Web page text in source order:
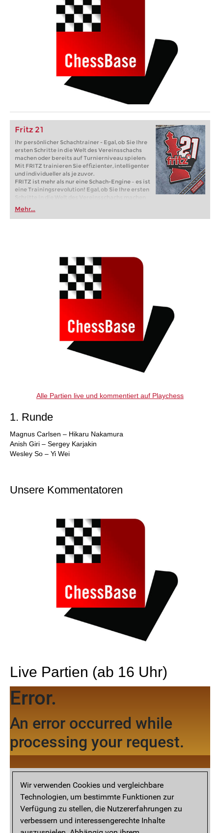
Fritz 21
Ihr persönlicher Schachtrainer - Egal, ob Sie Ihre
ersten Schritte in die Welt des Vereinsschachs
machen oder bereits auf Turnierniveau spielen:
Mit FRITZ trainieren Sie effizienter, intelligenter
und individueller als je zuvor.
FRITZ ist mehr als nur eine Schach-Engine – es ist
eine Trainingsrevolution! Egal, ob Sie Ihre ersten
Schritte in die Welt des Vereinsschachs machen
oder bereits auf Turnierniveau spielen: Mit
FRITZ trainieren Sie effizienter, intelligenter und
individueller als je zuvor.
Mehr...
Alle Partien live und kommentiert auf Playchess
1. Runde
Magnus Carlsen – Hikaru Nakamura
Anish Giri – Sergey Karjakin
Wesley So – Yi Wei
Unsere Kommentatoren
Live Partien (ab 16 Uhr)